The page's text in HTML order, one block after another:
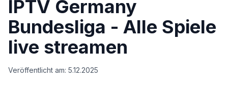
IPTV Germany
Bundesliga - Alle Spiele
live streamen
Veröffentlicht am: 5.12.2025